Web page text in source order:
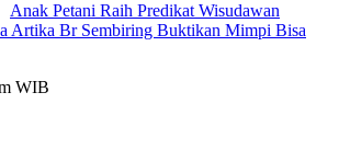
Anak Petani Raih Predikat Wisudawan
Artika Br Sembiring Buktikan Mimpi Bisa
WIB